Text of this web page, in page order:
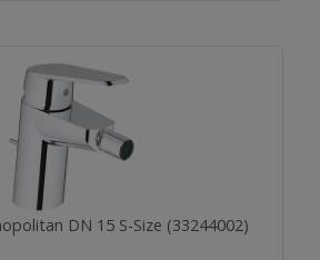
DN 15 S-Size (33244002)